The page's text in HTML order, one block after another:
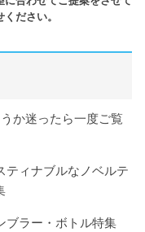
ださい。
か迷ったら一度ご覧